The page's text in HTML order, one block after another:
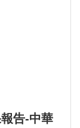
告-中華